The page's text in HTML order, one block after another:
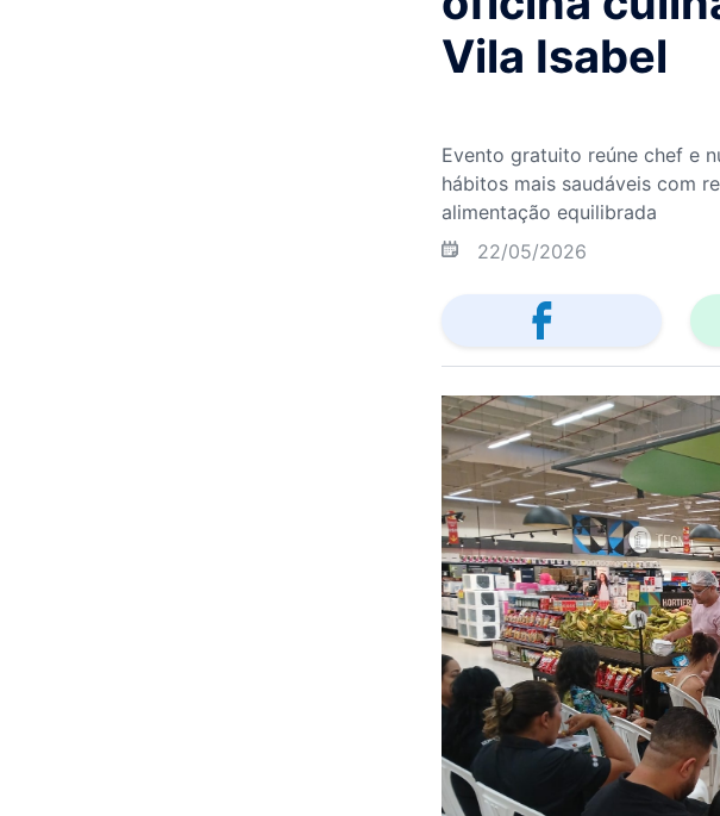
Vila Isabel
Evento gratuito reúne chef e
hábitos mais saudáveis com
alimentação equilibrada
22/05/2026